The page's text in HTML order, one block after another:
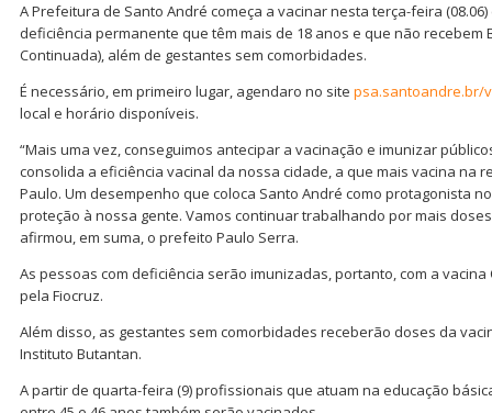
A Prefeitura de Santo André começa a vacinar nesta terça-feira
deficiência permanente que têm mais de 18 anos e que não recebem
Continuada), além de gestantes sem comorbidades.
É necessário, em primeiro lugar, agendaro no site psa.santoandre.br/
local e horário disponíveis.
“Mais uma vez, conseguimos antecipar a vacinação e imunizar
consolida a eficiência vacinal da nossa cidade, a que mais vacina na
Paulo. Um desempenho que coloca Santo André como protagonista
proteção à nossa gente. Vamos continuar trabalhando por mais
afirmou, em suma, o prefeito Paulo Serra.
As pessoas com deficiência serão imunizadas, portanto, com a
pela Fiocruz.
Além disso, as gestantes sem comorbidades receberão doses da
Instituto Butantan.
A partir de quarta-feira (9) profissionais que atuam na educação